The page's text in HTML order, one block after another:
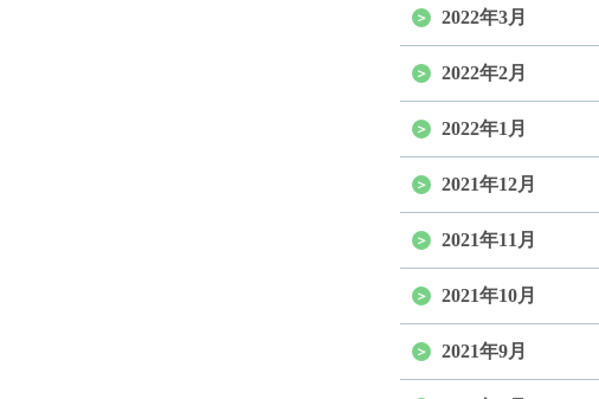
2022年3月
2022年2月
2022年1月
2021年12月
2021年11月
2021年10月
2021年9月